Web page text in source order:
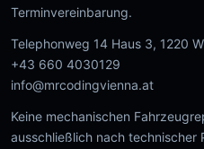
Terminvereinbarung.
Telephonweg 14 Haus 3, 1220
+43 660 4030129
info@mrcodingvienna.at
Keine mechanischen
ausschließlich nach technischer